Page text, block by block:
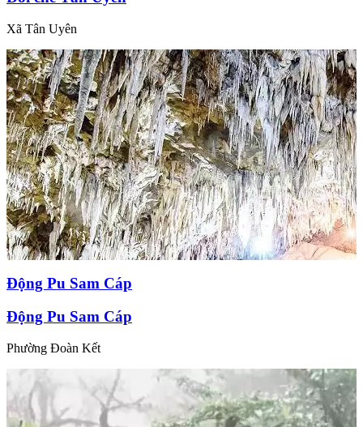
Xã Tân Uyên
Động Pu Sam Cáp
Động Pu Sam Cáp
Phường Đoàn Kết